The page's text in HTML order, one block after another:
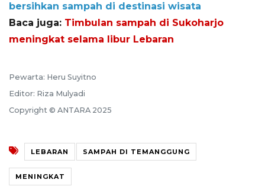
bersihkan sampah di destinasi wisata
Baca juga: Timbulan sampah di Sukoharjo
meningkat selama libur Lebaran
Pewarta: Heru Suyitno
Editor: Riza Mulyadi
Copyright © ANTARA 2025
LEBARAN SAMPAH DI TEMANGGUNG
MENINGKAT